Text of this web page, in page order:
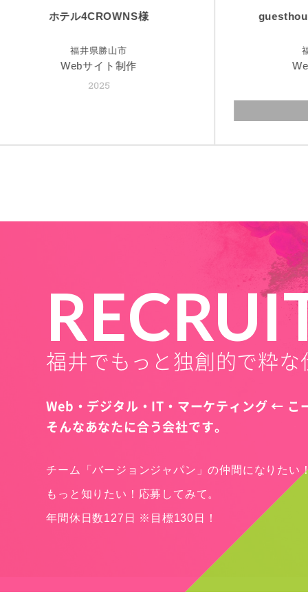
guesthouse YAWNYAWN 様
福井県越前市
Webサイト制作
2024
福井でもっと独創的で粋な
Web・デジタル・IT・マーケティング ← こ
そんなあなたに合う会社です。
チーム「バージョンジャパン」の仲間になりたい
もっと知りたい！応募してみて。
年間休日数127日 ※目標130日！